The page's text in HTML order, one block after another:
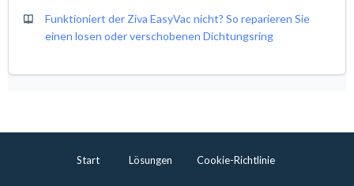
Funktioniert der Ziva EasyVac nicht? So reparieren Sie
einen losen oder verschobenen Dichtungsring
Start Lösungen Cookie-Richtlinie